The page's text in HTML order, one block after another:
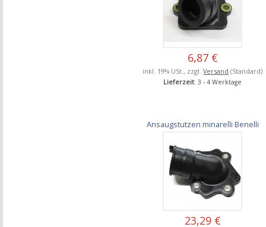
6,87 €
inkl. 19% USt., zzgl.Versand (Standard)
Lieferzeit: 3 - 4 Werktage
Ansaugstutzen minarelli Benelli
23,29 €